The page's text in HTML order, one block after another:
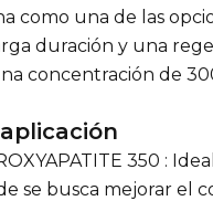
como una de las
duración y una
concentración de
350 :
se busca mejorar el